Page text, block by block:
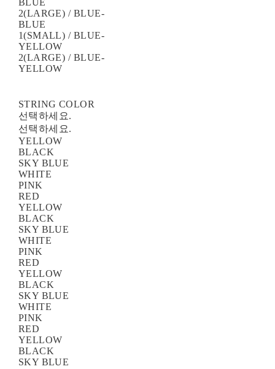
BLUE
2(LARGE) / BLUE-
BLUE
1(SMALL) / BLUE-
YELLOW
2(LARGE) / BLUE-
YELLOW
STRING COLOR
선택하세요.
선택하세요.
YELLOW
BLACK
SKY BLUE
WHITE
PINK
RED
YELLOW
BLACK
SKY BLUE
WHITE
PINK
RED
YELLOW
BLACK
SKY BLUE
WHITE
PINK
RED
YELLOW
BLACK
SKY BLUE